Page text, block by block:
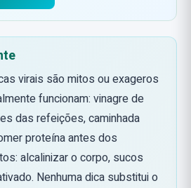
virais são mitos ou exageros
funcionam: vinagre de
das refeições, caminhada
proteína antes dos
alcalinizar o corpo, sucos
Nenhuma dica substitui o